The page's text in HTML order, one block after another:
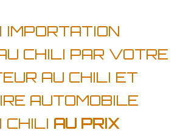
IMPORTATION
CHILI PAR VOTRE
AU CHILI ET
AUTOMOBILE
CHILI AU PRIX